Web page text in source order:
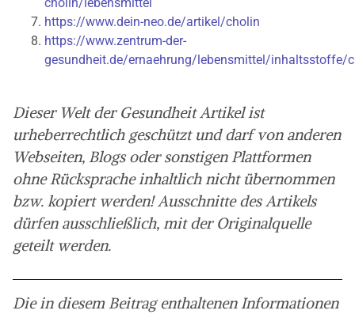
https://www.dein-neo.de/artikel/cholin
https://www.zentrum-der-
gesundheit.de/ernaehrung/lebensmittel/inhaltsstoffe/
Dieser Welt der Gesundheit Artikel ist
urheberrechtlich geschützt und darf von anderen
Webseiten, Blogs oder sonstigen Plattformen
ohne Rücksprache inhaltlich nicht übernommen
bzw. kopiert werden! Ausschnitte des Artikels
dürfen ausschließlich, mit der Originalquelle
geteilt werden.
Die in diesem Beitrag enthaltenen Informationen